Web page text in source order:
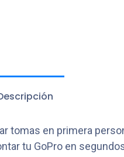
en primera
tu GoPro en